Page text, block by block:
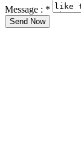
Message : *